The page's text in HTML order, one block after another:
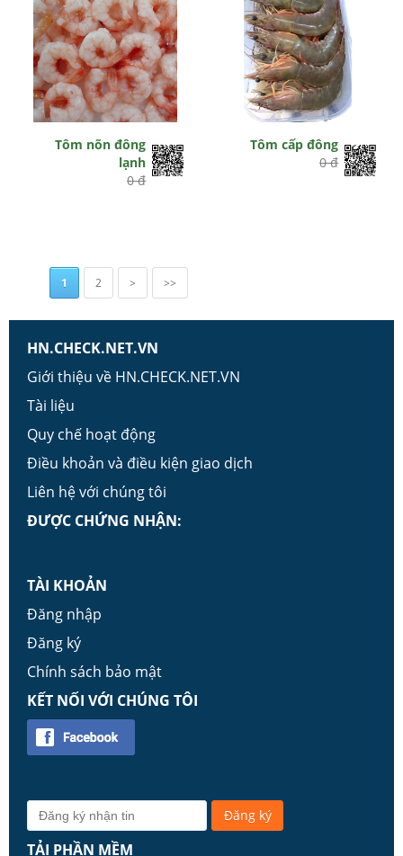
Tôm nõn đông
lạnh
0 đ
Tôm cấp đông
0 đ
1 2 > >>
HN.CHECK.NET.VN
Giới thiệu về HN.CHECK.NET.VN
Tài liệu
Quy chế hoạt động
Điều khoản và điều kiện giao dịch
Liên hệ với chúng tôi
ĐƯỢC CHỨNG NHẬN:
TÀI KHOẢN
Đăng nhập
Đăng ký
Chính sách bảo mật
KẾT NỐI VỚI CHÚNG TÔI
TẢI PHẦN MỀM